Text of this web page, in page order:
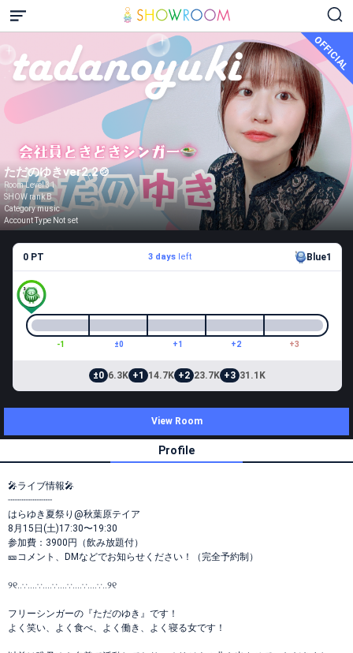
OFFICIAL
ただのゆきver2.2🍲
Room Level 31
SHOW rank B
Category music
Account Type Not set
0 PT 3 daysleft Blue1
-1 ±0 +1 +2 +3
±0 6.3K +1 14.7K +2 23.7K +3 31.1K
View Room
Profile
🎤ライブ情報🎤
┈┈┈┈┈┈┈┈
はらゆき夏祭り@秋葉原テイア
8月15日(土)17:30〜19:30
参加費：3900円（飲み放題付）
🎫コメント、DMなどでお知らせください！（完全予約制）
୨୧‥∵‥‥∵‥‥∵‥‥∵‥‥∵‥‥∵‥୨୧
フリーシンガーの『ただのゆき』です！
よく笑い、よく食べ、よく働き、よく寝る女です！